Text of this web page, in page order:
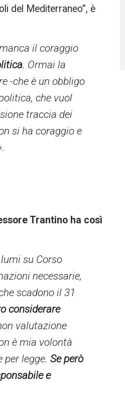
del Mediterraneo”, è
il coraggio
. Ormai la
-che è un obbligo
che vuol
traccia dei
si ha coraggio e
Trantino ha così
su Corso
necessarie,
scadono il 31
considerare
valutazione
è mia volontà
legge. Se però
e